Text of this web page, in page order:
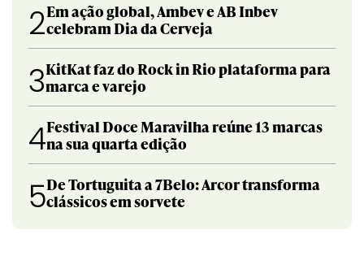
2Em ação global, Ambev e AB Inbev
celebram Dia da Cerveja
3KitKat faz do Rock in Rio plataforma para
marca e varejo
4Festival Doce Maravilha reúne 13 marcas
na sua quarta edição
5De Tortuguita a 7Belo: Arcor transforma
clássicos em sorvete